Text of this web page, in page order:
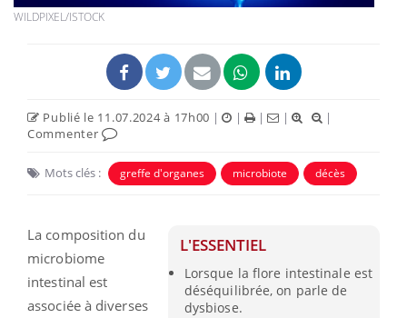
WILDPIXEL/ISTOCK
Publié le 11.07.2024 à 17h00 | | | |
|
Commenter
Mots clés : greffe d'organes microbiote décès
L'ESSENTIEL
Lorsque la flore intestinale est
déséquilibrée, on parle de
dysbiose.
La composition du
microbiome
intestinal est
associée à diverses